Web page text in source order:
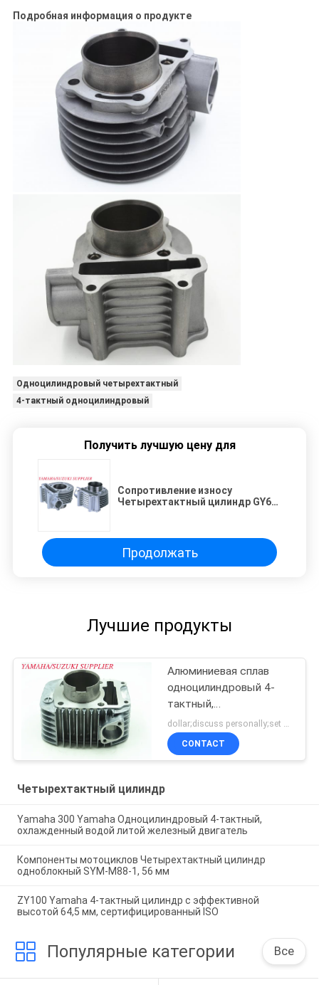
Подробная информация о продукте
Одноцилиндровый четырехтактный
4-тактный одноцилиндровый
Получить лучшую цену для
Сопротивление износу
Четырехтактный цилиндр GY6-
Продолжать
Лучшие продукты
Алюминиевая сплав
одноцилиндровый 4-
тактный,
мотоциклетный
двигатель " Супер
Сплендер "
dollar;discuss personally;set MOQ:Переговоры
CONTACT
Четырехтактный цилиндр
Yamaha 300 Yamaha Одноцилиндровый 4-тактный,
охлажденный водой литой железный двигатель
Компоненты мотоциклов Четырехтактный цилиндр
одноблокный SYM-M88-1, 56 мм
ZY100 Yamaha 4-тактный цилиндр с эффективной
высотой 64,5 мм, сертифицированный ISO
Популярные категории Все